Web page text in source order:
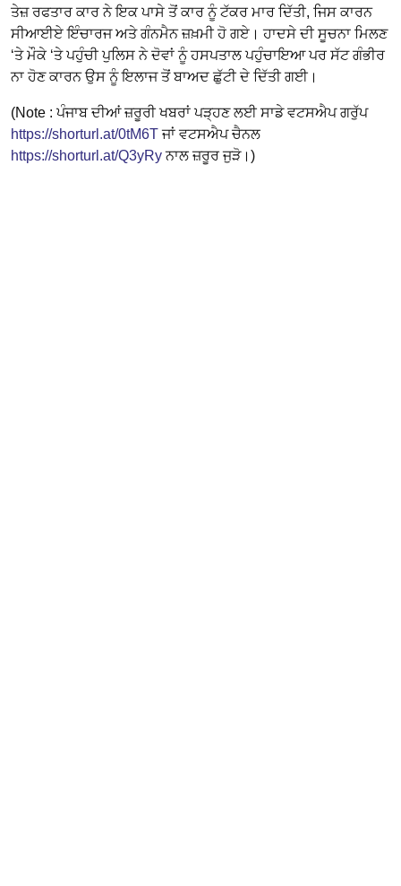
ਤੇਜ਼ ਰਫਤਾਰ ਕਾਰ ਨੇ ਇਕ ਪਾਸੇ ਤੋਂ ਕਾਰ ਨੂੰ ਟੱਕਰ ਮਾਰ ਦਿੱਤੀ, ਜਿਸ ਕਾਰਨ
ਸੀਆਈਏ ਇੰਚਾਰਜ ਅਤੇ ਗੰਨਮੈਨ ਜ਼ਖ਼ਮੀ ਹੋ ਗਏ। ਹਾਦਸੇ ਦੀ ਸੂਚਨਾ ਮਿਲਣ
‘ਤੇ ਮੌਕੇ ‘ਤੇ ਪਹੁੰਚੀ ਪੁਲਿਸ ਨੇ ਦੋਵਾਂ ਨੂੰ ਹਸਪਤਾਲ ਪਹੁੰਚਾਇਆ ਪਰ ਸੱਟ ਗੰਭੀਰ
ਨਾ ਹੋਣ ਕਾਰਨ ਉਸ ਨੂੰ ਇਲਾਜ ਤੋਂ ਬਾਅਦ ਛੁੱਟੀ ਦੇ ਦਿੱਤੀ ਗਈ।
(Note : ਪੰਜਾਬ ਦੀਆਂ ਜ਼ਰੂਰੀ ਖਬਰਾਂ ਪੜ੍ਹਣ ਲਈ ਸਾਡੇ ਵਟਸਐਪ ਗਰੁੱਪ
https://shorturl.at/0tM6Tਜਾਂ ਵਟਸਐਪ ਚੈਨਲ
https://shorturl.at/Q3yRyਨਾਲ ਜ਼ਰੂਰ ਜੁੜੋ।)